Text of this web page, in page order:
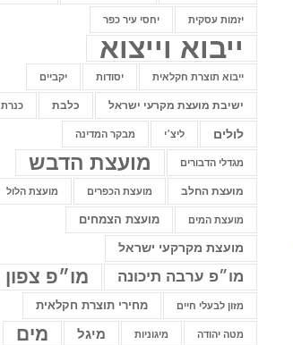
יזמות עסקית יחסי עיר כפר
ייבוא וייצוא
ייבוא תוצרת חקלאית יסודות יקביים
ישיבת מועצת מקרעי ישראל כלבת כנרת
לולים ליצ׳י מבקר המדינה
מגדלי הדבורים מועצת הדבש
מועצת החלב מועצת הכפרים מועצת הלול
מועצת המים מועצת הצמחים
מועצת מקרקעי ישראל
מו״פ ערבה תיכונה מו״פ צפון
מזון לבעלי חיים מחירי תוצרת חקלאית
מטה יהודה מיגוניות מיגל מים